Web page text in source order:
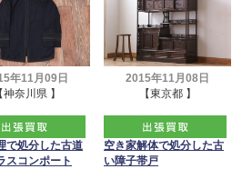
年11月09日
神奈川県 】
2015年11月08日
【東京都 】
で処分した古道
スコンポート
空き家解体で処分した古
い障子帯戸